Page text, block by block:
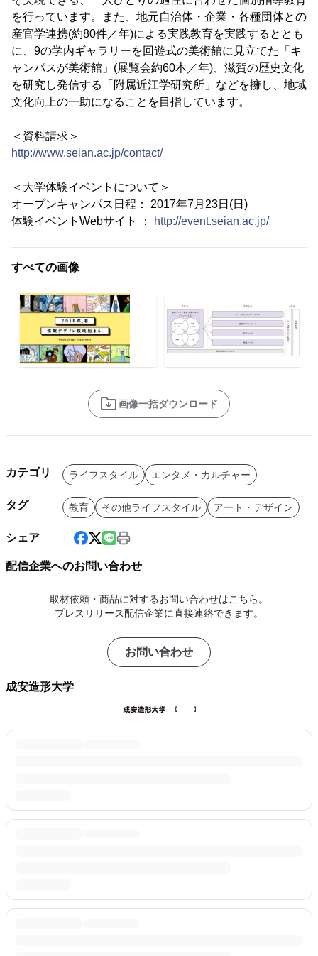
を行っています。また、地元自治体・企業・各種団体との
産官学連携(約80件／年)による実践教育を実践するととも
に、9の学内ギャラリーを回遊式の美術館に見立てた「キ
ャンパスが美術館」(展覧会約60本／年)、滋賀の歴史文化
を研究し発信する「附属近江学研究所」などを擁し、地域
文化向上の一助になることを目指しています。
＜資料請求＞
http://www.seian.ac.jp/contact/
＜大学体験イベントについて＞
オープンキャンパス日程： 2017年7月23日(日)
体験イベントWebサイト ：
http://event.seian.ac.jp/
すべての画像
画像一括ダウンロード
カテゴリ ライフスタイル エンタメ・カルチャー
タグ 教育 その他ライフスタイル アート・デザイン
シェア
配信企業へのお問い合わせ
取材依頼・商品に対するお問い合わせはこちら。
プレスリリース配信企業に直接連絡できます。
お問い合わせ
成安造形大学